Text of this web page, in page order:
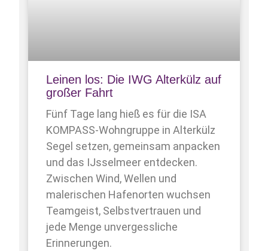
Leinen los: Die IWG Alterkülz auf
großer Fahrt
Fünf Tage lang hieß es für die ISA
KOMPASS-Wohngruppe in Alterkülz
Segel setzen, gemeinsam anpacken
und das IJsselmeer entdecken.
Zwischen Wind, Wellen und
malerischen Hafenorten wuchsen
Teamgeist, Selbstvertrauen und
jede Menge unvergessliche
Erinnerungen.